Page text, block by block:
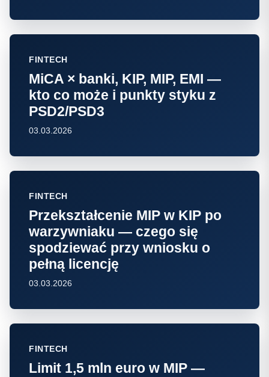
FINTECH
MiCA × banki, KIP, MIP, EMI —
kto co może i punkty styku z
PSD2/PSD3
03.03.2026
FINTECH
Przekształcenie MIP w KIP po
warzywniaku — czego się
spodziewać przy wniosku o
pełną licencję
03.03.2026
FINTECH
Limit 1,5 mln euro w MIP —